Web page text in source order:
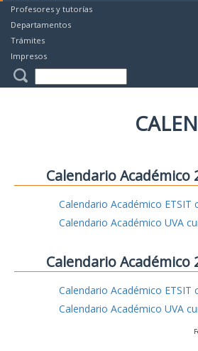
Profesores y tutorías
Departamentos
Trámites
Impresos
Calendario Académico
Calendario Académico ETSIT
Calendario Académico UVA
Calendario Académico
Calendario Académico ETSIT
Calendario Académico UVA